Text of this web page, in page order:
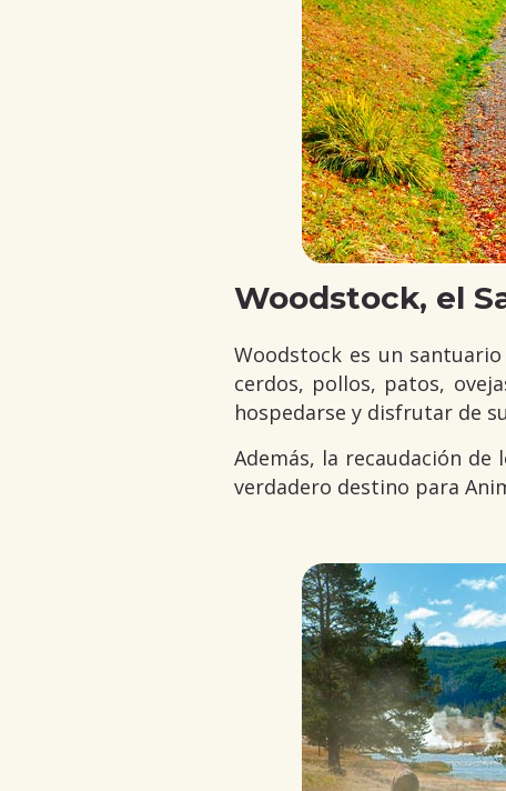
Woodstock, el
Woodstock es un
cerdos, pollos, patos,
hospedarse y disfrutar de
Además, la recaudación
verdadero destino para